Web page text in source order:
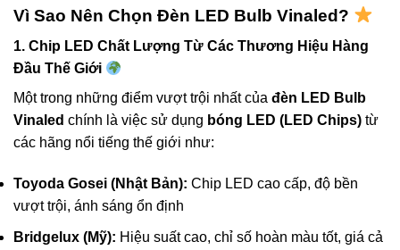
Vì Sao Nên Chọn Đèn LED Bulb Vinaled?
1. Chip LED Chất Lượng Từ Các Thương Hiệu Hàng
Đầu Thế Giới
Một trong những điểm vượt trội nhất của đèn LED Bulb
Vinaled chính là việc sử dụng bóng LED (LED Chips) từ
các hãng nổi tiếng thế giới như:
Toyoda Gosei (Nhật Bản): Chip LED cao cấp, độ bền
vượt trội, ánh sáng ổn định
Bridgelux (Mỹ): Hiệu suất cao, chỉ số hoàn màu tốt, giá cả